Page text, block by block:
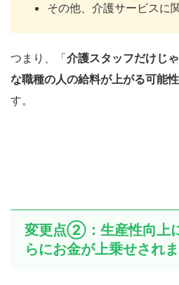
その他、介護サービスに
つまり、「介護スタッフだけじ
な職種の人の給料が上がる可能
す。
変更点②：生産性向上
らにお金が上乗せされ